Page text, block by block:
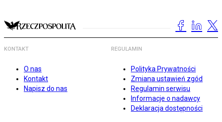
KONTAKT
O nas
Kontakt
Napisz do nas
REGULAMIN
Polityka Prywatności
Zmiana ustawień zgód
Regulamin serwisu
Informacje o nadawcy
Deklaracja dostępności